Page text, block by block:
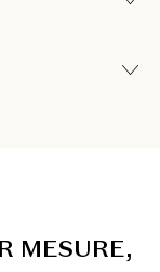
R MESURE,